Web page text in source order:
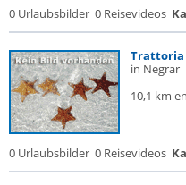
0 Urlaubsbilder 0 Reisevideos
Trattoria
in Negrar
10,1 km
0 Urlaubsbilder 0 Reisevideos